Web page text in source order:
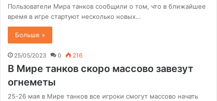
Пользователи Мира танков сообщили о том, что в ближайшее
время в игре стартуют несколько новых…
Больше »
25/05/2023 0 216
В Мире танков скоро массово завезут
огнеметы
25-26 мая в Мире танков все игроки смогут массово начать